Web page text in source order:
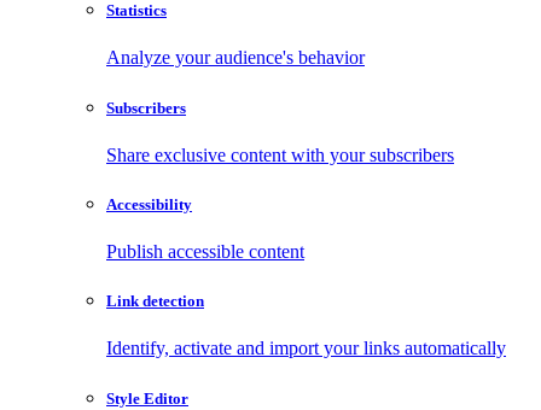
Statistics
Analyze your audience's behavior
Subscribers
Share exclusive content with your subscribers
Accessibility
Publish accessible content
Link detection
Identify, activate and import your links automatically
Style Editor